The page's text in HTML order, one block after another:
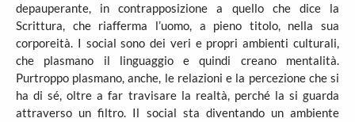
depauperante, in contrapposizione a quello che dice la
Scrittura, che riafferma l’uomo, a pieno titolo, nella sua
corporeità. I social sono dei veri e propri ambienti culturali,
che plasmano il linguaggio e quindi creano mentalità.
Purtroppo plasmano, anche, le relazioni e la percezione che si
ha di sé, oltre a far travisare la realtà, perché la si guarda
attraverso un filtro. Il social sta diventando un ambiente